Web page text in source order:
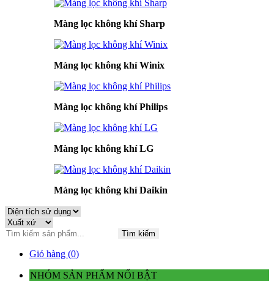
Màng lọc không khí Sharp
Màng lọc không khí Winix
Màng lọc không khí Philips
Màng lọc không khí LG
Màng lọc không khí Daikin
Tìm kiếm
Giỏ hàng (0)
NHÓM SẢN PHẨM NỔI BẬT